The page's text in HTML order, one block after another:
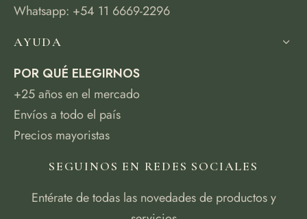
Whatsapp: +54 11 6669-2296
AYUDA
POR QUÉ ELEGIRNOS
+25 años en el mercado
Envíos a todo el país
Precios mayoristas
SEGUINOS EN REDES SOCIALES
Entérate de todas las novedades de productos y